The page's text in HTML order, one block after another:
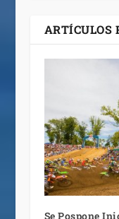
ARTÍCULOS
Se Pospone